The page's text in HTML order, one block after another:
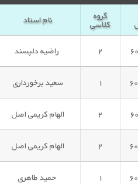
گروه
کلاسی نام استاد
۲ راضیه دلپسند
۱ سعید برخورداری
۲ الهام کریمی اصل
۲ الهام کریمی اصل
۱ حمید طاهری